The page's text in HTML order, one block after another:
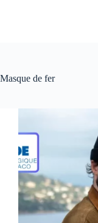
Masque de fer